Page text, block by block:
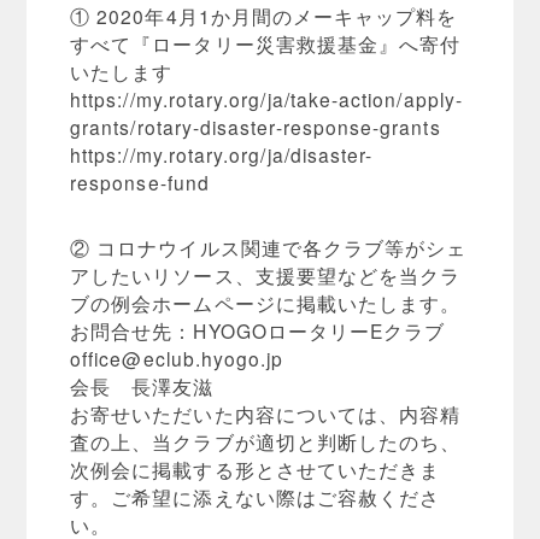
① 2020年4月1か月間のメーキャップ料を
すべて『ロータリー災害救援基金』へ寄付
いたします
https://my.rotary.org/ja/take-action/apply-
grants/rotary-disaster-response-grants
https://my.rotary.org/ja/disaster-
response-fund
② コロナウイルス関連で各クラブ等がシェ
アしたいリソース、支援要望などを当クラ
ブの例会ホームページに掲載いたします。
お問合せ先：HYOGOロータリーEクラブ
office@eclub.hyogo.jp
会長 長澤友滋
お寄せいただいた内容については、内容精
査の上、当クラブが適切と判断したのち、
次例会に掲載する形とさせていただきま
す。ご希望に添えない際はご容赦くださ
い。